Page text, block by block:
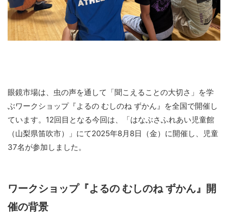
眼鏡市場は、虫の声を通して「聞こえることの大切さ」を学
ぶワークショップ『よるの むしのね ずかん』を全国で開催し
ています。12回目となる今回は、「はなぶさふれあい児童館
（山梨県笛吹市）」にて2025年8月8日（金）に開催し、児童
37名が参加しました。
ワークショップ『よるの むしのね ずかん』開
催の背景